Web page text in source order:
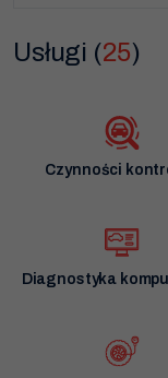
Wysoka jakość
Usługi (25)
Czynności
Diagnostyka